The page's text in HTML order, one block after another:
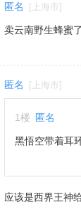
匿名 [ 上海市]
卖云南野生蜂蜜
匿名 [ 上海市]
1楼 匿名
黑悟空带着耳
应该是西界王神